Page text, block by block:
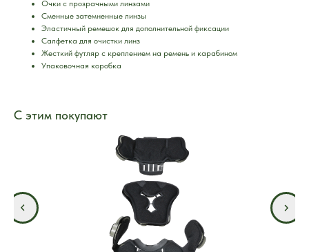
Очки с прозрачными линзами
Сменные затемненные линзы
Эластичный ремешок для дополнительной фиксации
Салфетка для очистки линз
Жесткий футляр с креплением на ремень и карабином
Упаковочная коробка
С этим покупают